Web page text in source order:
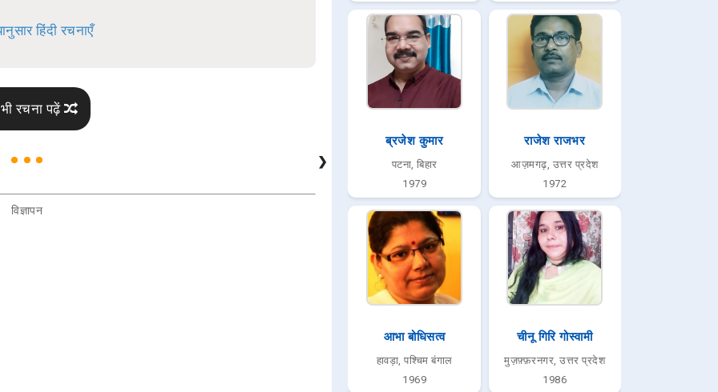
हिंदी रचनाएँ
रचना पढ़ें
❯
विज्ञापन
ब्रजेश कुमार
पटना, बिहार
1979
राजेश राजभर
आज़मगढ़, उत्तर प्रदेश
1972
आभा बोधिसत्व
हावड़ा, पश्चिम बंगाल
1969
चीनू गिरि गोस्वामी
मुज़फ़्फ़रनगर, उत्तर प्रदेश
1986